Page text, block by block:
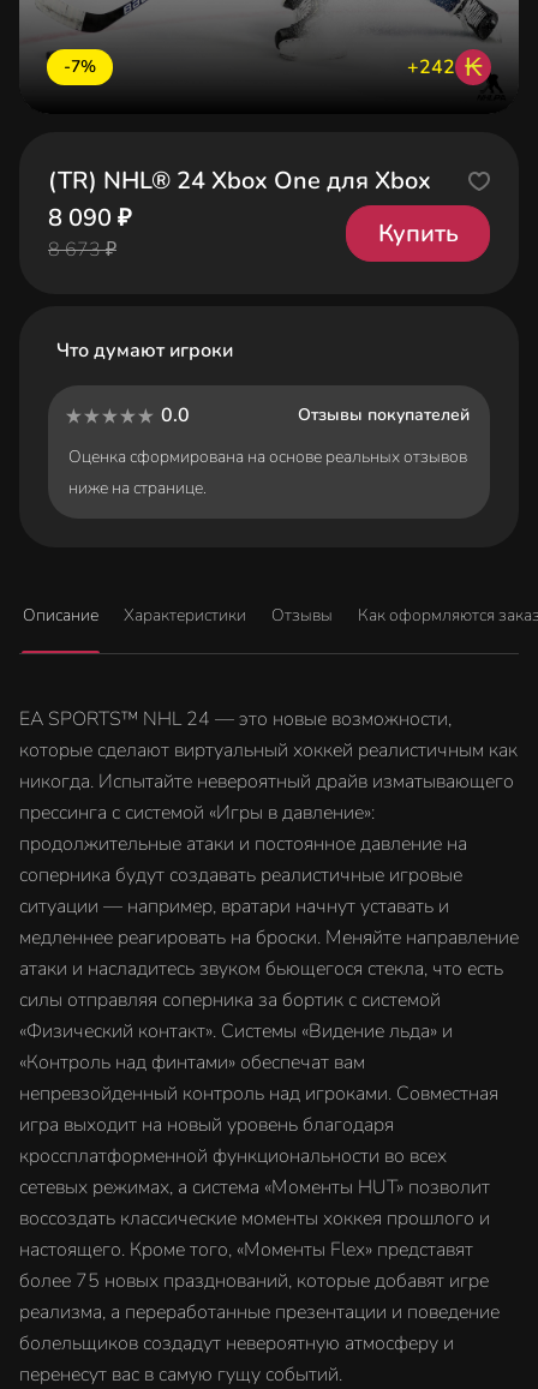
-7% +242 ₭
(TR) NHL® 24 Xbox One для Xbox
8 090 ₽
8 673 ₽
Купить
Что думают игроки
0.0
Отзывы покупателей
Оценка сформирована на основе реальных отзывов
ниже на странице.
Описание Характеристики Отзывы Как оформляются
EA SPORTS™ NHL 24 — это новые возможности,
которые сделают виртуальный хоккей реалистичным как
никогда. Испытайте невероятный драйв изматывающего
прессинга с системой «Игры в давление»:
продолжительные атаки и постоянное давление на
соперника будут создавать реалистичные игровые
ситуации — например, вратари начнут уставать и
медленнее реагировать на броски. Меняйте направление
атаки и насладитесь звуком бьющегося стекла, что есть
силы отправляя соперника за бортик с системой
«Физический контакт». Системы «Видение льда» и
«Контроль над финтами» обеспечат вам
непревзойденный контроль над игроками. Совместная
игра выходит на новый уровень благодаря
кроссплатформенной функциональности во всех
сетевых режимах, а система «Моменты HUT» позволит
воссоздать классические моменты хоккея прошлого и
настоящего. Кроме того, «Моменты Flex» представят
более 75 новых празднований, которые добавят игре
реализма, а переработанные презентации и поведение
болельщиков создадут невероятную атмосферу и
перенесут вас в самую гущу событий.